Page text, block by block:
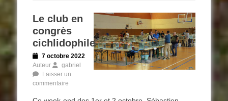
Le club en
congrès
cichlidophile
Posted
on
7 octobre 2022
Auteur
gabriel
Laisser un
commentaire